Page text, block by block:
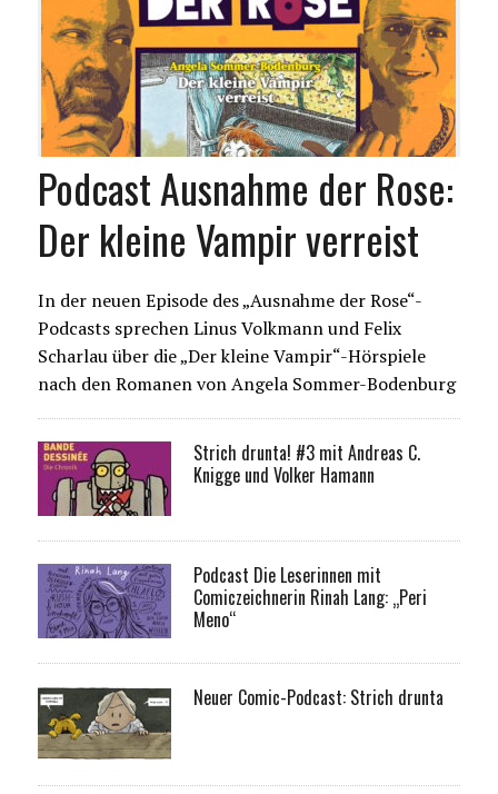
Podcast Ausnahme der Rose:
Der kleine Vampir verreist
In der neuen Episode des „Ausnahme der Rose“-
Podcasts sprechen Linus Volkmann und Felix
Scharlau über die „Der kleine Vampir“-Hörspiele
nach den Romanen von Angela Sommer-Bodenburg
Strich drunta! #3 mit Andreas C.
Knigge und Volker Hamann
Podcast Die Leserinnen mit
Comiczeichnerin Rinah Lang: „Peri
Meno“
Neuer Comic-Podcast: Strich drunta